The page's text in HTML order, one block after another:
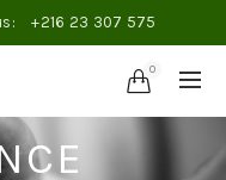
+216 23 307 575
0